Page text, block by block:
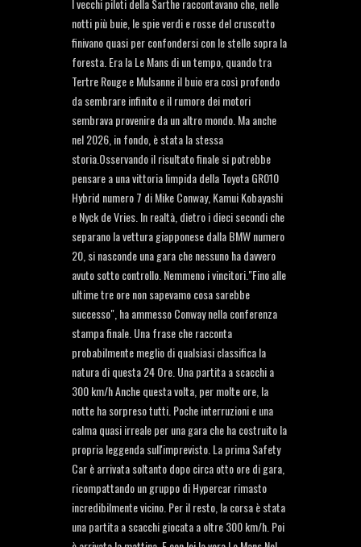
I vecchi piloti della Sarthe raccontavano che, nelle
notti più buie, le spie verdi e rosse del cruscotto
finivano quasi per confondersi con le stelle sopra la
foresta. Era la Le Mans di un tempo, quando tra
Tertre Rouge e Mulsanne il buio era così profondo
da sembrare infinito e il rumore dei motori
sembrava provenire da un altro mondo. Ma anche
nel 2026, in fondo, è stata la stessa
storia.Osservando il risultato finale si potrebbe
pensare a una vittoria limpida della Toyota GR010
Hybrid numero 7 di Mike Conway, Kamui Kobayashi
e Nyck de Vries. In realtà, dietro i dieci secondi che
separano la vettura giapponese dalla BMW numero
20, si nasconde una gara che nessuno ha davvero
avuto sotto controllo. Nemmeno i vincitori."Fino alle
ultime tre ore non sapevamo cosa sarebbe
successo", ha ammesso Conway nella conferenza
stampa finale. Una frase che racconta
probabilmente meglio di qualsiasi classifica la
natura di questa 24 Ore. Una partita a scacchi a
300 km/h Anche questa volta, per molte ore, la
notte ha sorpreso tutti. Poche interruzioni e una
calma quasi irreale per una gara che ha costruito la
propria leggenda sull'imprevisto. La prima Safety
Car è arrivata soltanto dopo circa otto ore di gara,
ricompattando un gruppo di Hypercar rimasto
incredibilmente vicino. Per il resto, la corsa è stata
una partita a scacchi giocata a oltre 300 km/h. Poi